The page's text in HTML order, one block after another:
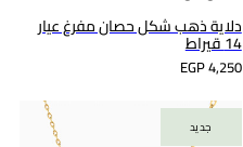
دلاية ذهب شكل حصان مفرغ عيار
14 قيراط
EGP 4,250
جديد
جديد